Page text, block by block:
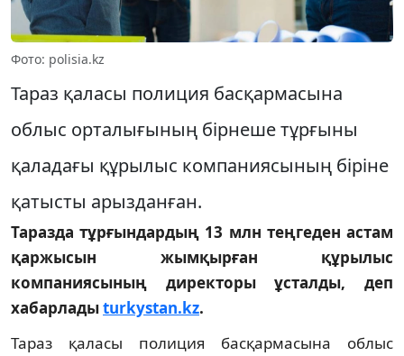
Фото: polisia.kz
Тараз қаласы полиция басқармасына
облыс орталығының бiрнеше тұрғыны
қаладағы құрылыс компаниясының бiрiне
қатысты арызданған.
Таразда тұрғындардың 13 млн теңгеден астам
қаржысын жымқырған құрылыс
компаниясының директоры ұсталды, деп
хабарладыturkystan.kz.
Тараз қаласы полиция басқармасына облыс